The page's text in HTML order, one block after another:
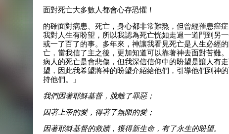
面對死亡大多數人都會心存恐懼！
的確面對病患、死亡，身心都非常難熬，但曾經罹患癌
我對人生有盼望，所以我認為死亡恍如走過一道門到另
或一了百了的事。多年來，神讓我看見死亡是人生必經
亡，當我信了主之後，更加知道可以靠著神去面對苦難
病人的死亡是會悲傷，但我深信信仰中的盼望是讓人有
望，因此我希望將神的盼望介紹給他們，引導他們到神
持他們。」
我們因著耶穌基督，脫離了罪惡；
因著上帝的愛，得著了無限的愛；
因著耶穌基督的救贖，獲得新生命，有了永生的盼望。